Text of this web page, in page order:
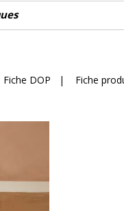
Fiche DOP | Fiche